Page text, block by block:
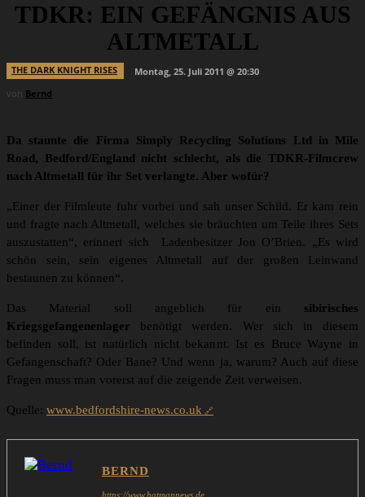
TDKR: EIN GEFÄNGNIS AUS
ALTMETALL
THE DARK KNIGHT RISES
Montag, 25. Juli 2011 @ 20:30
von Bernd
Da staunte die Firma Simply Recycling Solutions Ltd in Mile
Road, Bedford/England nicht schlecht, als die TDKR-Filmcrew
nach Altmetall für ihr Set verlangte. Aber wofür?
„Einer der Filmleute fuhr vorbei und sah unser Schild. Er kam rein
und fragte nach Altmetall, welches sie bräuchten um Teile ihres Sets
auszustatten“, erinnert sich Ladenbesitzer Jon O’Brien. „Es wird
schön sein, sein eigenes Altmetall auf der großen Leinwand
bestaunen zu können“.
Das Material soll angeblich für ein sibirisches
Kriegsgefangenenlager benötigt werden. Wer sich in diesem
befinden soll, ist natürlich nicht bekannt. Ist es Bruce Wayne in
Gefangenschaft? Oder Bane? Und wenn ja, warum? Auch auf diese
Fragen muss man vorerst auf die zeigende Zeit verweisen.
Quelle: www.bedfordshire-news.co.uk
BERND
https://www.batmannews.de